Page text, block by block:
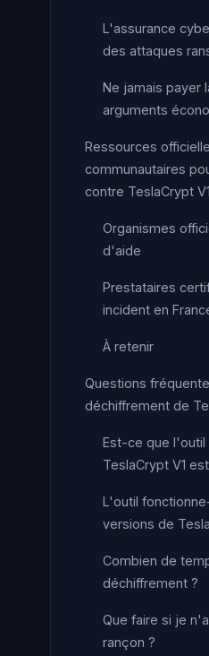
L'assurance
des attaques
Ne jamais payer
arguments
Ressources
communautaires
contre TeslaCrypt V1
Organismes
d'aide
Prestataires
incident en
À retenir
Questions
déchiffrement de
Est-ce que
TeslaCrypt V1
L'outil
versions de
Combien de
déchiffrement ?
Que faire si je
rançon ?